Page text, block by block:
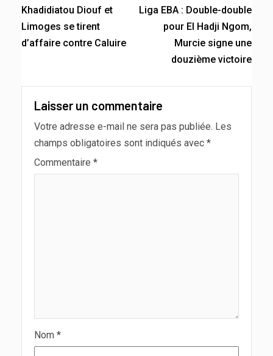
Khadidiatou Diouf et
Limoges se tirent
d’affaire contre Caluire
Liga EBA : Double-double
pour El Hadji Ngom,
Murcie signe une
douzième victoire
Laisser un commentaire
Votre adresse e-mail ne sera pas publiée. Les
champs obligatoires sont indiqués avec *
Commentaire *
Nom *